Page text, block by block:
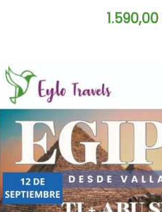
1.590,00